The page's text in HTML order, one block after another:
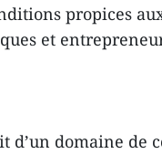
propices
et
d’un domaine de